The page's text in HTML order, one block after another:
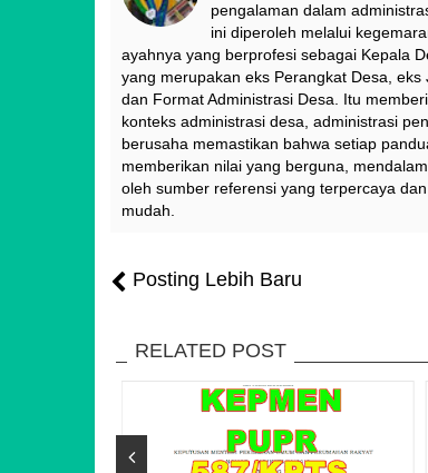
pengalaman dalam
ini diperoleh melalui
ayahnya yang berprofesi sebagai Kepala
yang merupakan eks Perangkat Desa,
dan Format Administrasi Desa. Itu
konteks administrasi desa, administrasi
berusaha memastikan bahwa setiap
memberikan nilai yang berguna,
oleh sumber referensi yang terpercaya
mudah.
Posting Lebih Baru
RELATED POST